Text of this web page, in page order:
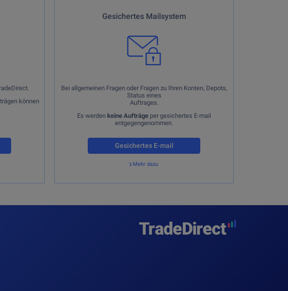
können
Gesichertes Mailsystem
Bei allgemeinen Fragen oder Fragen zu Ihren Konten, Depots,
Status eines
Auftrages.
Es werden keine Aufträge per gesichertes E-mail
entgegengenommen.
Gesichertes E-mail
Mehr dazu
Bei allgemeinen Fragen oder Fragen zu Ihren Konten oder
keine Börsenaufträge
entgegengenommen. Nur
per Brief mit Originalunterschrift.
Zurück